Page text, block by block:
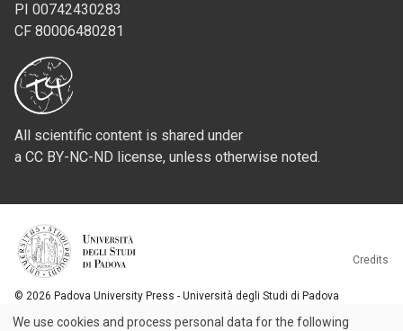
PI 00742430283
CF 80006480281
All scientific content is shared under
a CC BY-NC-ND license, unless otherwise noted.
© 2026 Padova University Press - Università degli Studi di Padova
Credits
We use cookies and process personal data for the following